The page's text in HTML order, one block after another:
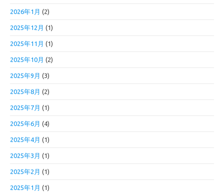
2026年1月 (2)
2025年12月 (1)
2025年11月 (1)
2025年10月 (2)
2025年9月 (3)
2025年8月 (2)
2025年7月 (1)
2025年6月 (4)
2025年4月 (1)
2025年3月 (1)
2025年2月 (1)
2025年1月 (1)